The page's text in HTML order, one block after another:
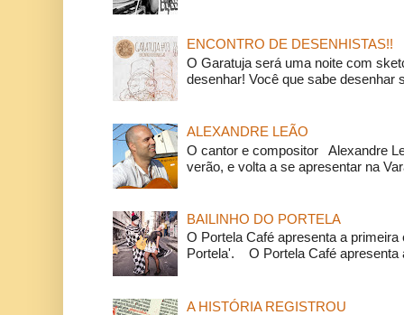
ENCONTRO DE DESENHISTAS!!
O Garatuja será uma noite com
desenhar! Você que sabe desenhar
ALEXANDRE LEÃO
O cantor e compositor Alexandre
verão, e volta a se apresentar na
BAILINHO DO PORTELA
O Portela Café apresenta a
Portela'. O Portela Café apresenta
A HISTÓRIA REGISTROU